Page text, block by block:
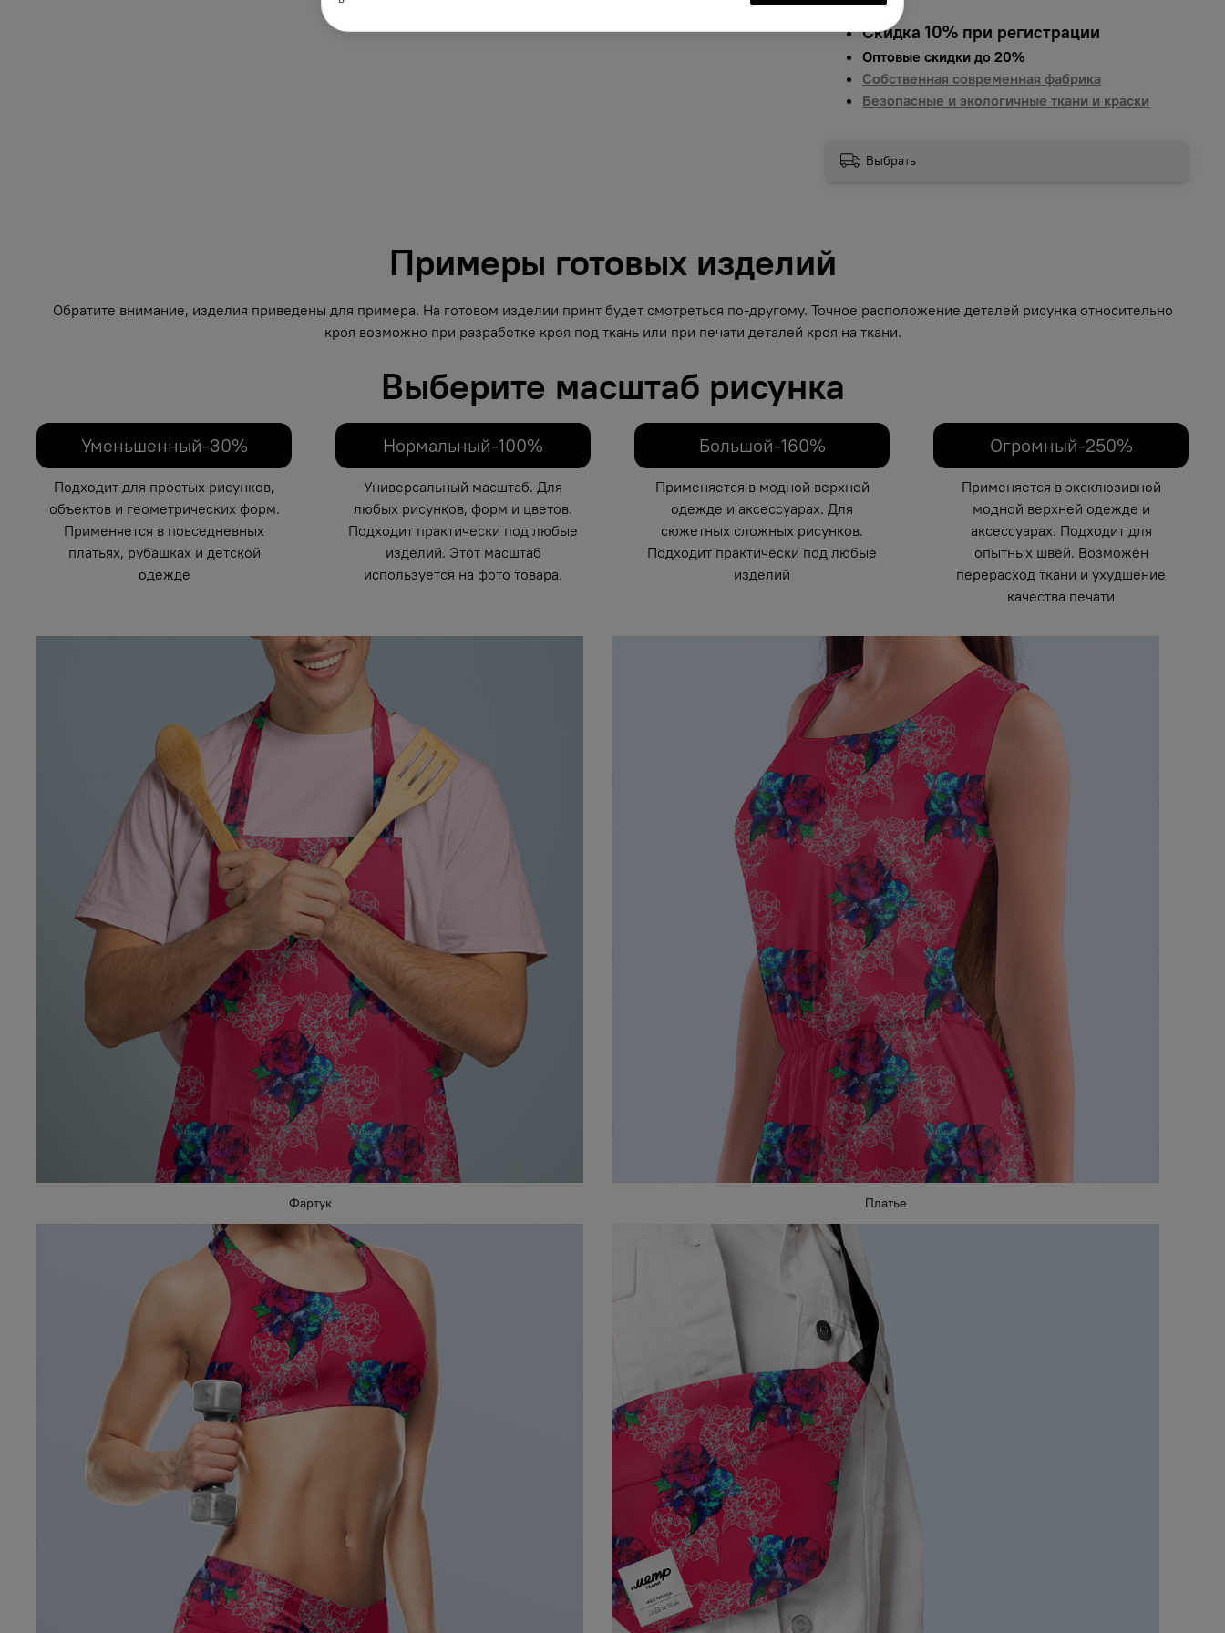
Скидка 10% при регистрации
Оптовые скидки до 20%
Собственная современная фабрика
Безопасные и экологичные ткани и краски
Выбрать
Примеры готовых изделий
Обратите внимание, изделия приведены для примера. На готовом изделии принт будет смотреться по-другому. Точное расположение деталей рисунка относительно
кроя возможно при разработке кроя под ткань или при печати деталей кроя на ткани.
Выберите масштаб рисунка
Уменьшенный-30%
Подходит для простых рисунков,
объектов и геометрических форм.
Применяется в повседневных
платьях, рубашках и детской
одежде
Нормальный-100%
Универсальный масштаб. Для
любых рисунков, форм и цветов.
Подходит практически под любые
изделий. Этот масштаб
используется на фото товара.
Большой-160%
Применяется в модной верхней
одежде и аксессуарах. Для
сюжетных сложных рисунков.
Подходит практически под любые
изделий
Огромный-250%
Применяется в эксклюзивной
модной верхней одежде и
аксессуарах. Подходит для
опытных швей. Возможен
перерасход ткани и ухудшение
качества печати
Фартук Платье